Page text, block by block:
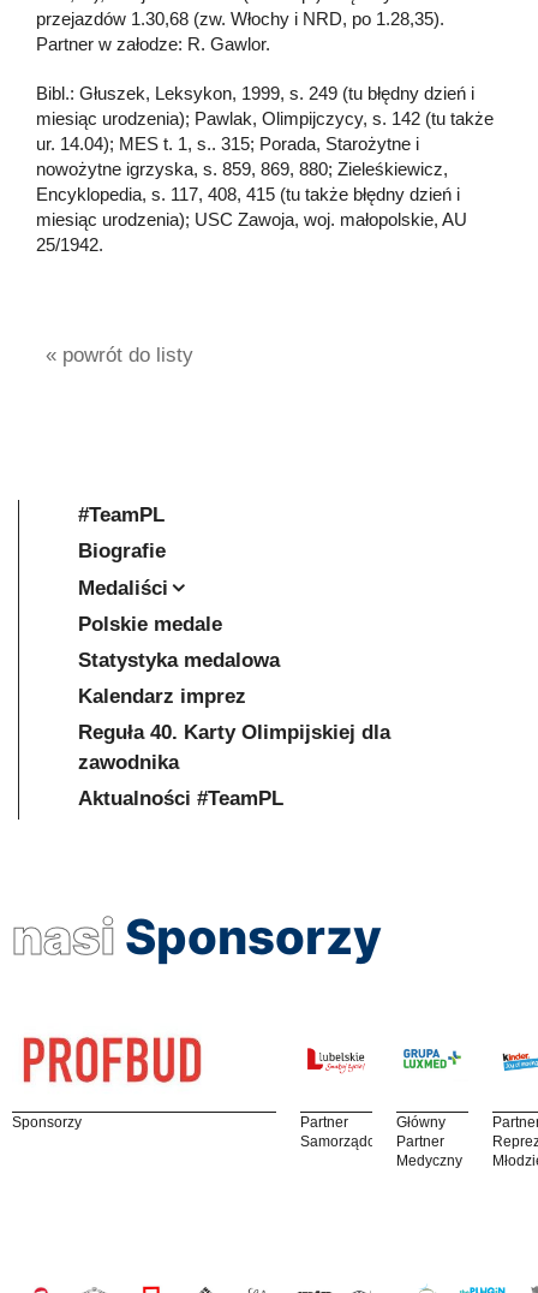
przejazdów 1.30,68 (zw. Włochy i NRD, po 1.28,35).
Partner w załodze: R. Gawlor.
Bibl.: Głuszek, Leksykon, 1999, s. 249 (tu błędny dzień i
miesiąc urodzenia); Pawlak, Olimpijczycy, s. 142 (tu także
ur. 14.04); MES t. 1, s.. 315; Porada, Starożytne i
nowożytne igrzyska, s. 859, 869, 880; Zieleśkiewicz,
Encyklopedia, s. 117, 408, 415 (tu także błędny dzień i
miesiąc urodzenia); USC Zawoja, woj. małopolskie, AU
25/1942.
« powrót do listy
#TeamPL
Biografie
Medaliści
Polskie medale
Statystyka medalowa
Kalendarz imprez
Reguła 40. Karty Olimpijskiej dla
zawodnika
Aktualności #TeamPL
nasi Sponsorzy
Sponsorzy
Partner
Samorządowy
Główny
Partner
Medyczny